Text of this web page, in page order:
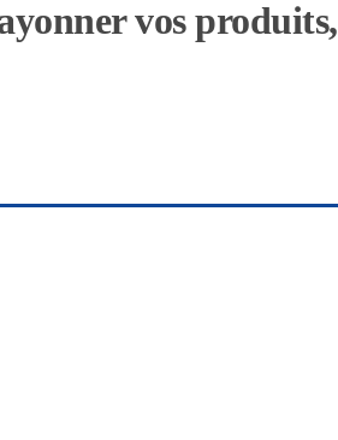
vos